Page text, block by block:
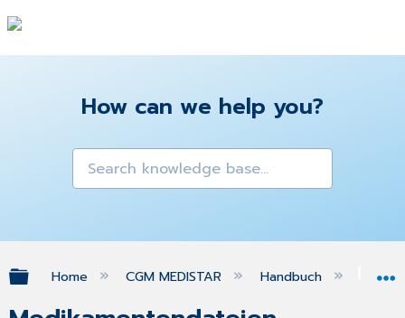
How can we help you?
Expand/collapse global hierarchy
Home CGM MEDISTAR Handbuch